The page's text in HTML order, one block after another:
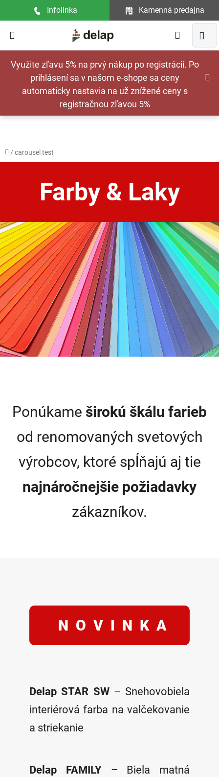
Využite zľavu 5% na prvý nákup po registrácií. Po
prihlásení sa v našom e-shope sa ceny
automaticky nastavia na už znížené ceny s
registračnou zľavou 5%
Infolinka Kamenná predajna
Hľadať
Domov
/ carousel test
Farby & Laky
Ponúkame širokú škálu farieb
od renomovaných svetových
výrobcov, ktoré spĺňajú aj tie
najnáročnejšie požiadavky
zákazníkov.
NOVINKA
Delap STAR SW– Snehovobiela
interiérová farba na valčekovanie
a striekanie
Delap FAMILY– Biela matná